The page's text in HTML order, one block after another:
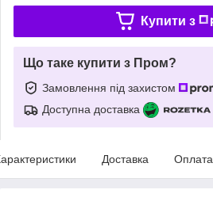
Купити з
Що таке купити з Пром?
Замовлення під захистом
Доступна доставка
Доставка Оплата